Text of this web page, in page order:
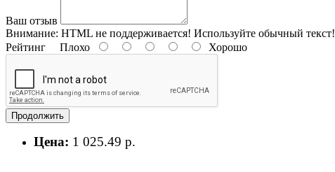
Ваш отзыв
Внимание: HTML не поддерживается! Используйте обычный текст!
Рейтинг Плохо Хорошо
Продолжить
Цена: 1 025.49 р.